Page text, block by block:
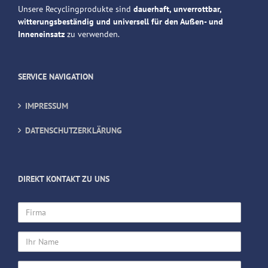
Unsere Recyclingprodukte sind dauerhaft, unverrottbar,
witterungsbeständig und universell für den Außen- und
Inneneinsatz zu verwenden.
SERVICE NAVIGATION
IMPRESSUM
DATENSCHUTZERKLÄRUNG
DIREKT KONTAKT ZU UNS
Firma
Ihr
Name